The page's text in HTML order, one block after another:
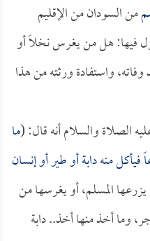
من السودان من الإقليم
فيها: هل من يغرس نخلاً أو
واستفادة ورثته من هذا
الصلاة والسلام أنه قال: (ما
منه دابة أو طير أو إنسان
المسلم، أو يغرسها من
وما أخذ منها أخذ.. دابة